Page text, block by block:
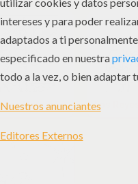
Los Reyes Magos De Rodillas